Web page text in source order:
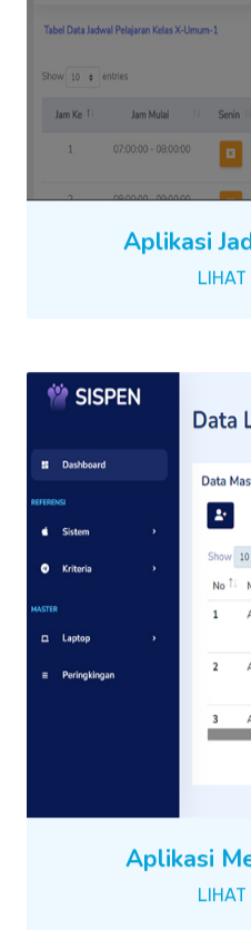
Aplikasi
LIHAT
Aplikasi
LIHAT